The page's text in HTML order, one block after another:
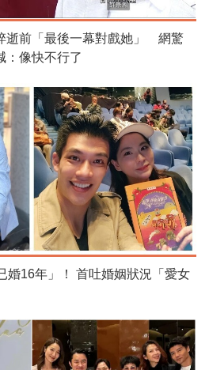
逝前「最後一幕對戲她」 網驚
：像快不行了
婚16年」！ 首吐婚姻狀況「愛女